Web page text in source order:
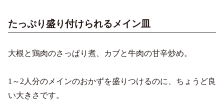
たっぷり盛り付けられるメイン皿
大根と鶏肉のさっぱり煮、カブと牛肉の甘辛炒め。
1～2人分のメインのおかずを盛りつけるのに、ちょうど良
い大きさです。